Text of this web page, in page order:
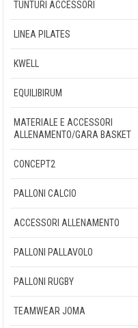
TUNTURI ACCESSORI
LINEA PILATES
KWELL
EQUILIBIRUM
MATERIALE E ACCESSORI
ALLENAMENTO/GARA BASKET
CONCEPT2
PALLONI CALCIO
ACCESSORI ALLENAMENTO
PALLONI PALLAVOLO
PALLONI RUGBY
TEAMWEAR JOMA